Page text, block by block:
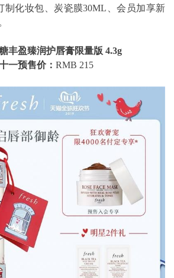
化妆包、炭瓷膜30ML、会员加享新
丰盈臻润护唇膏限量版 4.3g
一预售价： RMB 215